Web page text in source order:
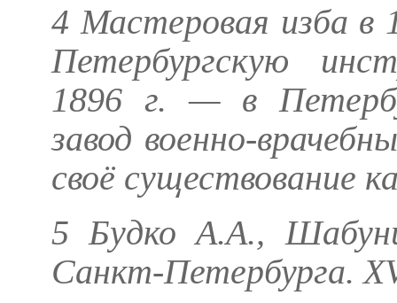
4 Мастеровая изба в
Петербургскую
1896 г. — в
завод военно-
своё существование
5 Будко А.А.,
Санкт-Петербурга.